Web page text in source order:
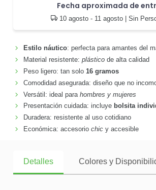
Fecha aproximada de
10 agosto - 11 agosto | Sin
Estilo náutico: perfecta para amantes del
Material resistente: plásticode alta calidad
Peso ligero: tan solo 16 gramos
Comodidad asegurada: diseño que no
Versátil: ideal para hombres y mujeres
Presentación cuidada: incluye bolsita
Duradera: resistente al uso cotidiano
Económica: accesorio chicy accesible
Detalles Colores y